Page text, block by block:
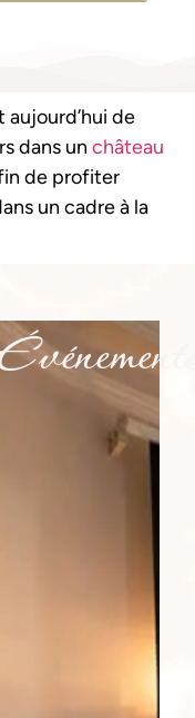
de
dans un château
de profiter
un cadre à la